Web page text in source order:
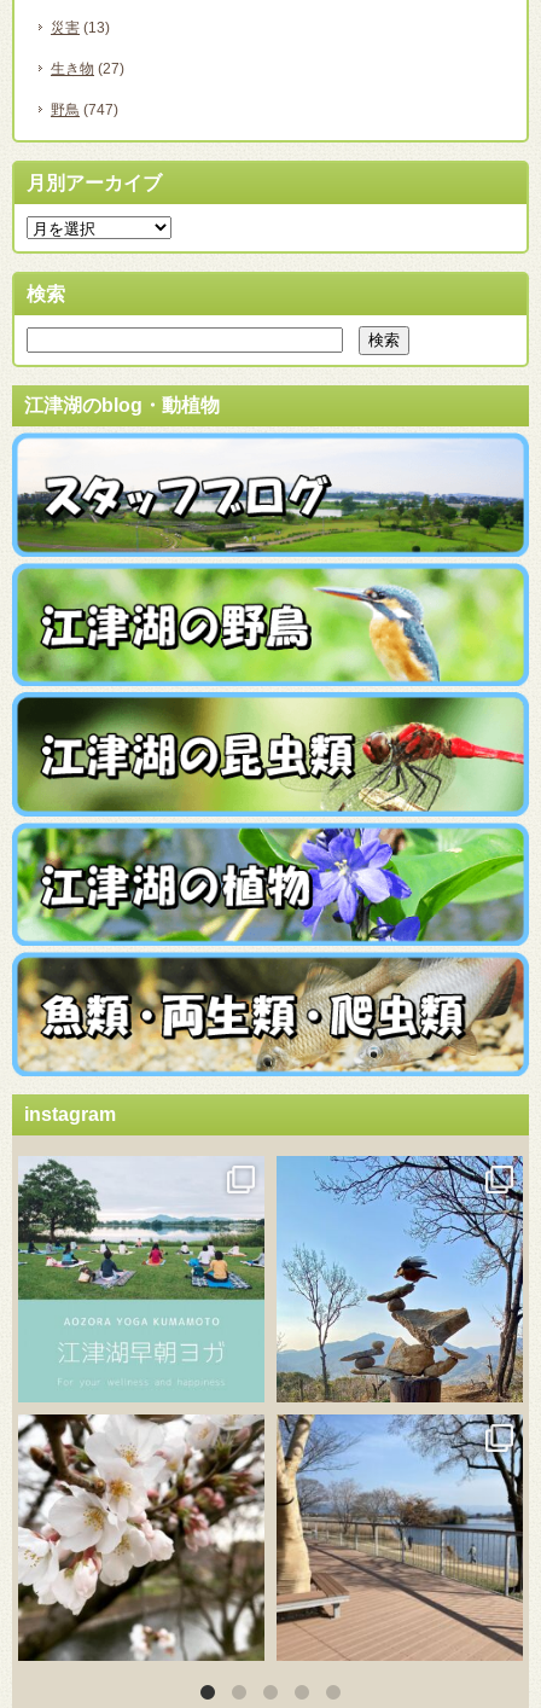
災害 (13)
生き物 (27)
野鳥 (747)
月別アーカイブ
検索
江津湖のblog・動植物
instagram
3月 20
3月 18
3月 18